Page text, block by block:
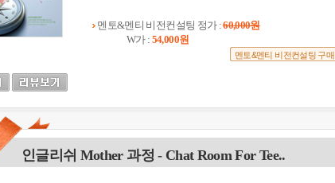
멘토&멘티 비전컨설팅 정가 :60,000원
W가 : 54,000원
멘토&멘티 비전컨설팅 구매
인글리쉬 Mother 과정 - Chat Room For Tee..